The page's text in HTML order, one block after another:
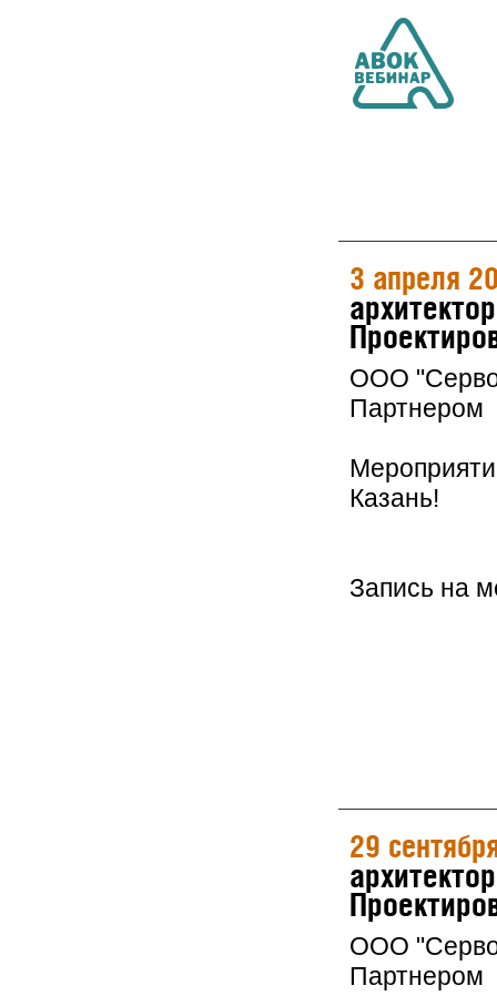
3 апреля
ООО
Партнером
Казань!
Запись на
29
ООО
Партнером